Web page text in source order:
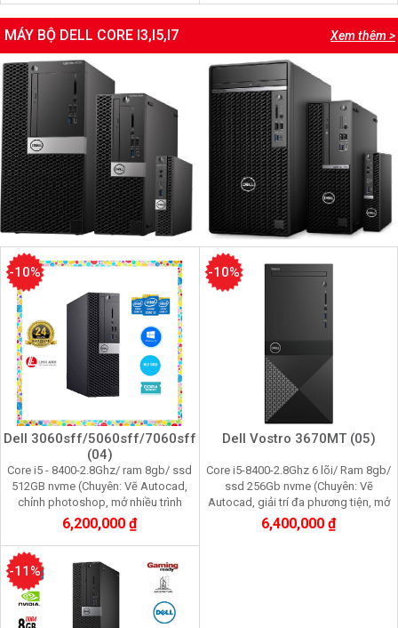
Xem thêm >
MÁY BỘ DELL CORE I3,I5,I7
Dell 3060sff/5060sff/7060sff
(04)
Core i5 - 8400-2.8Ghz/ ram 8gb/ ssd
512GB nvme (Chuyên: Vẽ Autocad,
chỉnh photoshop, mở nhiều trình
duyệt web, quản lý dữ liệu kế toán)
6,200,000 ₫
-10%
Dell Vostro 3670MT (05)
Core i5-8400-2.8Ghz 6 lõi/ Ram 8gb/
ssd 256Gb nvme (Chuyên: Vẽ
Autocad, giải trí đa phương tiện, mở
nhiều trình duyệt web, quản lý dữ liệu
kế toán)
6,400,000 ₫
-10%
-11%